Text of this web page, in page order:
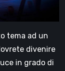
tema ad un
divenire
in grado di